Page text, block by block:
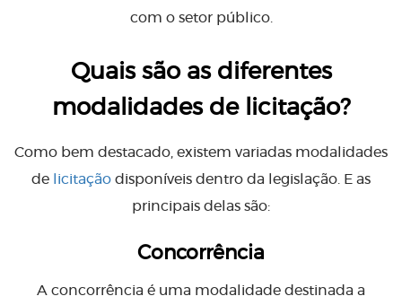
com o setor público.
Quais são as diferentes
modalidades de licitação?
Como bem destacado, existem variadas modalidades
de
licitação disponíveis dentro da legislação. E as
principais delas são:
Concorrência
A concorrência é uma modalidade destinada a